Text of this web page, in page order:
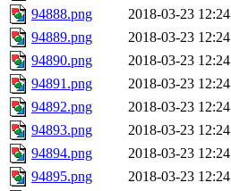
94888.png
2018-03-23 12:24
94889.png
2018-03-23 12:24
94890.png
2018-03-23 12:24
94891.png
2018-03-23 12:24
94892.png
2018-03-23 12:24
94893.png
2018-03-23 12:24
94894.png
2018-03-23 12:24
94895.png
2018-03-23 12:24